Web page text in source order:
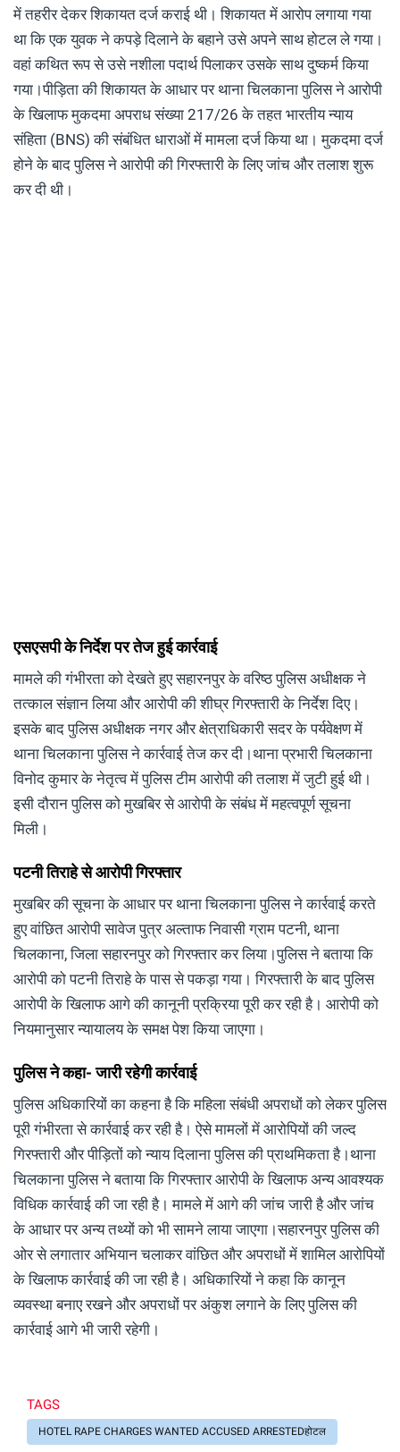
में तहरीर देकर शिकायत दर्ज कराई थी। शिकायत में आरोप लगाया गया
था कि एक युवक ने कपड़े दिलाने के बहाने उसे अपने साथ होटल ले गया।
वहां कथित रूप से उसे नशीला पदार्थ पिलाकर उसके साथ दुष्कर्म किया
गया।पीड़िता की शिकायत के आधार पर थाना चिलकाना पुलिस ने आरोपी
के खिलाफ मुकदमा अपराध संख्या 217/26 के तहत भारतीय न्याय
संहिता (BNS) की संबंधित धाराओं में मामला दर्ज किया था। मुकदमा दर्ज
होने के बाद पुलिस ने आरोपी की गिरफ्तारी के लिए जांच और तलाश शुरू
कर दी थी।
एसएसपी के निर्देश पर तेज हुई कार्रवाई
मामले की गंभीरता को देखते हुए सहारनपुर के वरिष्ठ पुलिस अधीक्षक ने
तत्काल संज्ञान लिया और आरोपी की शीघ्र गिरफ्तारी के निर्देश दिए।
इसके बाद पुलिस अधीक्षक नगर और क्षेत्राधिकारी सदर के पर्यवेक्षण में
थाना चिलकाना पुलिस ने कार्रवाई तेज कर दी।थाना प्रभारी चिलकाना
विनोद कुमार के नेतृत्व में पुलिस टीम आरोपी की तलाश में जुटी हुई थी।
इसी दौरान पुलिस को मुखबिर से आरोपी के संबंध में महत्वपूर्ण सूचना
मिली।
पटनी तिराहे से आरोपी गिरफ्तार
मुखबिर की सूचना के आधार पर थाना चिलकाना पुलिस ने कार्रवाई करते
हुए वांछित आरोपी सावेज पुत्र अल्ताफ निवासी ग्राम पटनी, थाना
चिलकाना, जिला सहारनपुर को गिरफ्तार कर लिया।पुलिस ने बताया कि
आरोपी को पटनी तिराहे के पास से पकड़ा गया। गिरफ्तारी के बाद पुलिस
आरोपी के खिलाफ आगे की कानूनी प्रक्रिया पूरी कर रही है। आरोपी को
नियमानुसार न्यायालय के समक्ष पेश किया जाएगा।
पुलिस ने कहा- जारी रहेगी कार्रवाई
पुलिस अधिकारियों का कहना है कि महिला संबंधी अपराधों को लेकर पुलिस
पूरी गंभीरता से कार्रवाई कर रही है। ऐसे मामलों में आरोपियों की जल्द
गिरफ्तारी और पीड़ितों को न्याय दिलाना पुलिस की प्राथमिकता है।थाना
चिलकाना पुलिस ने बताया कि गिरफ्तार आरोपी के खिलाफ अन्य आवश्यक
विधिक कार्रवाई की जा रही है। मामले में आगे की जांच जारी है और जांच
के आधार पर अन्य तथ्यों को भी सामने लाया जाएगा।सहारनपुर पुलिस की
ओर से लगातार अभियान चलाकर वांछित और अपराधों में शामिल आरोपियों
के खिलाफ कार्रवाई की जा रही है। अधिकारियों ने कहा कि कानून
व्यवस्था बनाए रखने और अपराधों पर अंकुश लगाने के लिए पुलिस की
कार्रवाई आगे भी जारी रहेगी।
TAGS
HOTEL RAPE CHARGES WANTED ACCUSED ARRESTEDहोटल